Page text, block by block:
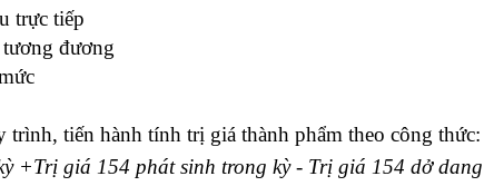
trực tiếp
đương
tiến hành tính trị giá thành phẩm theo công thức:
+Trị giá 154 phát sinh trong kỳ - Trị giá 154 dở dang